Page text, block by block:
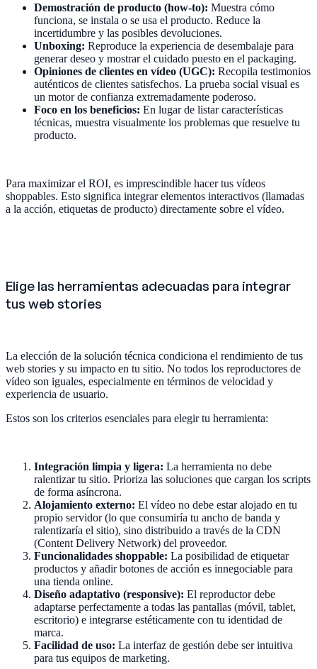
Demostración de producto (how-to): Muestra cómo
funciona, se instala o se usa el producto. Reduce la
incertidumbre y las posibles devoluciones.
Unboxing: Reproduce la experiencia de desembalaje para
generar deseo y mostrar el cuidado puesto en el packaging.
Opiniones de clientes en vídeo (UGC): Recopila testimonios
auténticos de clientes satisfechos. La prueba social visual es
un motor de confianza extremadamente poderoso.
Foco en los beneficios: En lugar de listar características
técnicas, muestra visualmente los problemas que resuelve tu
producto.
Para maximizar el ROI, es imprescindible hacer tus vídeos
shoppables. Esto significa integrar elementos interactivos (llamadas
a la acción, etiquetas de producto) directamente sobre el vídeo.
Elige las herramientas adecuadas para integrar
tus web stories
La elección de la solución técnica condiciona el rendimiento de tus
web stories y su impacto en tu sitio. No todos los reproductores de
vídeo son iguales, especialmente en términos de velocidad y
experiencia de usuario.
Estos son los criterios esenciales para elegir tu herramienta:
Integración limpia y ligera: La herramienta no debe
ralentizar tu sitio. Prioriza las soluciones que cargan los scripts
de forma asíncrona.
Alojamiento externo: El vídeo no debe estar alojado en tu
propio servidor (lo que consumiría tu ancho de banda y
ralentizaría el sitio), sino distribuido a través de la CDN
(Content Delivery Network) del proveedor.
Funcionalidades shoppable: La posibilidad de etiquetar
productos y añadir botones de acción es innegociable para
una tienda online.
Diseño adaptativo (responsive): El reproductor debe
adaptarse perfectamente a todas las pantallas (móvil, tablet,
escritorio) e integrarse estéticamente con tu identidad de
marca.
Facilidad de uso: La interfaz de gestión debe ser intuitiva
para tus equipos de marketing.